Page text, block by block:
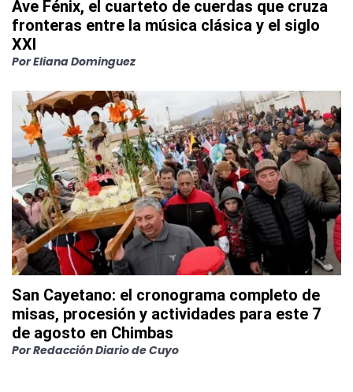
Ave Fénix, el cuarteto de cuerdas que cruza
fronteras entre la música clásica y el siglo
XXI
PorEliana Dominguez
San Cayetano: el cronograma completo de
misas, procesión y actividades para este 7
de agosto en Chimbas
PorRedacción Diario de Cuyo